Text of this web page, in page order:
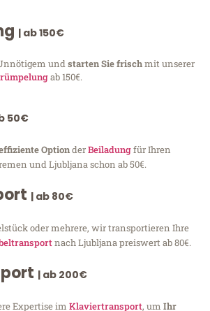
| ab 150€
undstarten Sie frischmit unserer
ab 150€.
50€
OptionderBeiladungfür Ihren
und Ljubljana schon ab 50€.
| ab 80€
oder mehrere, wir transportieren Ihre
nach Ljubljana preiswert ab 80€.
| ab 200€
Expertise im Klaviertransport, um Ihr